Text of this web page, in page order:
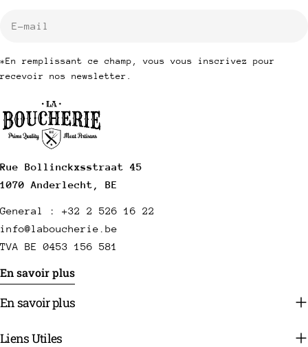
Rue Bollinckxsstraat 45
1070 Anderlecht, BE
General : +32 2 526 16 22
info@laboucherie.be
TVA BE 0453 156 581
En savoir plus
En savoir plus
Liens Utiles
*En remplissant ce champ, vous vous inscrivez pour
recevoir nos newsletter.